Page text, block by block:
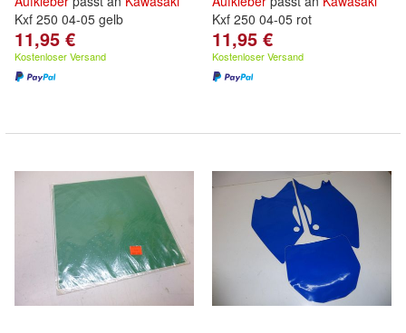
Kxf 250 04-05 gelb
11,95 €
Kostenloser Versand
Kxf 250 04-05 rot
11,95 €
Kostenloser Versand